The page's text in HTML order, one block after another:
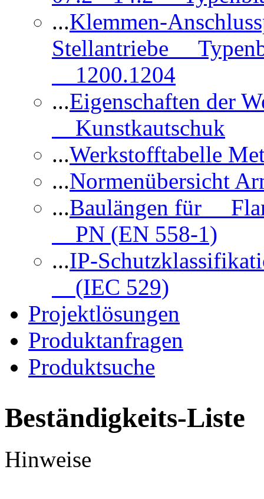
...Klemmen-
Stellantriebe
1200.1204
...Eigenschaften der
Kunstkautschuk
...Werkstofftabelle
...Normenübersicht
...Baulängen für
PN (EN 558-1)
...IP-
(IEC 529)
Projektlösungen
Produktanfragen
Produktsuche
Beständigkeits-Liste
Hinweise